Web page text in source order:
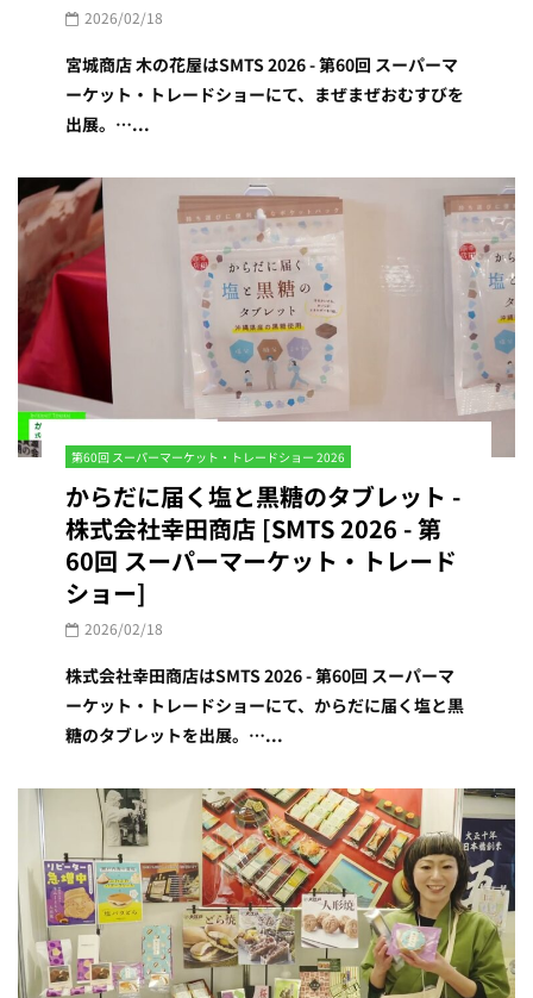
2026/02/18
宮城商店 木の花屋はSMTS 2026 - 第60回 スーパーマ
ーケット・トレードショーにて、まぜまぜおむすびを
出展。…...
第60回 スーパーマーケット・トレードショー 2026
からだに届く塩と黒糖のタブレット -
株式会社幸田商店 [SMTS 2026 - 第
60回 スーパーマーケット・トレード
ショー]
2026/02/18
株式会社幸田商店はSMTS 2026 - 第60回 スーパーマ
ーケット・トレードショーにて、からだに届く塩と黒
糖のタブレットを出展。…...